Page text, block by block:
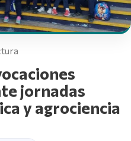
jornadas
y agrociencia